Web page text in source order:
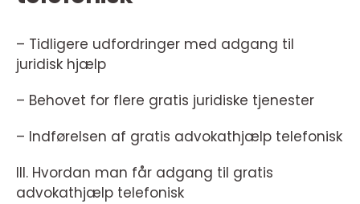
– Tidligere udfordringer med adgang til
juridisk hjælp
– Behovet for flere gratis juridiske tjenester
– Indførelsen af gratis advokathjælp telefonisk
III. Hvordan man får adgang til gratis
advokathjælp telefonisk